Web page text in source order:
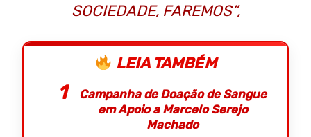
SOCIEDADE, FAREMOS”,
LEIA TAMBÉM
Campanha de Doação de Sangue
em Apoio a Marcelo Serejo
Machado